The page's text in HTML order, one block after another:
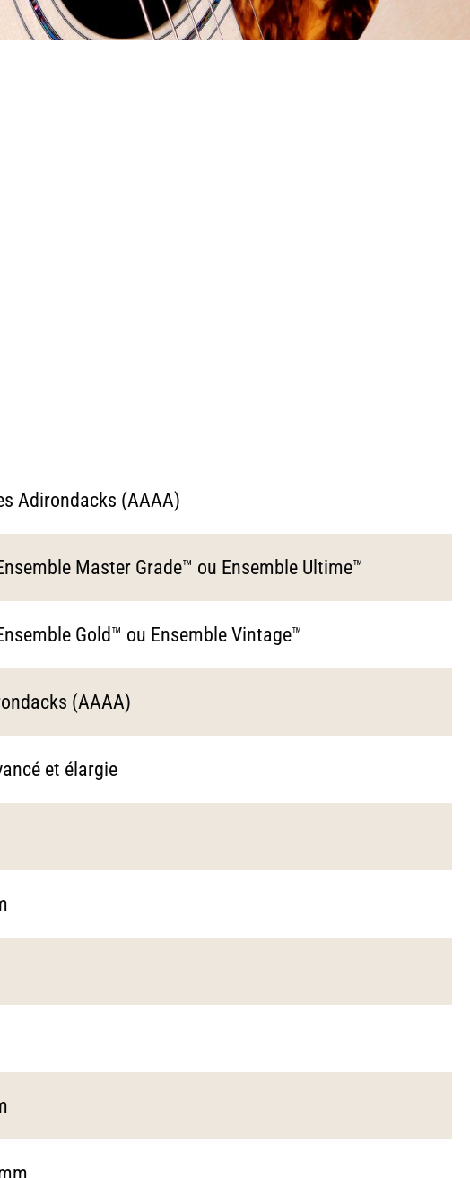
Adirondacks (AAAA)
Master Grade™ ou Ensemble Ultime™
Gold™ ou Ensemble Vintage™
(AAAA)
et élargie